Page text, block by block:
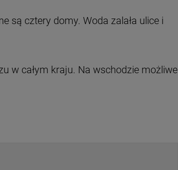
są cztery domy. Woda zalała ulice i
w całym kraju. Na wschodzie możliwe